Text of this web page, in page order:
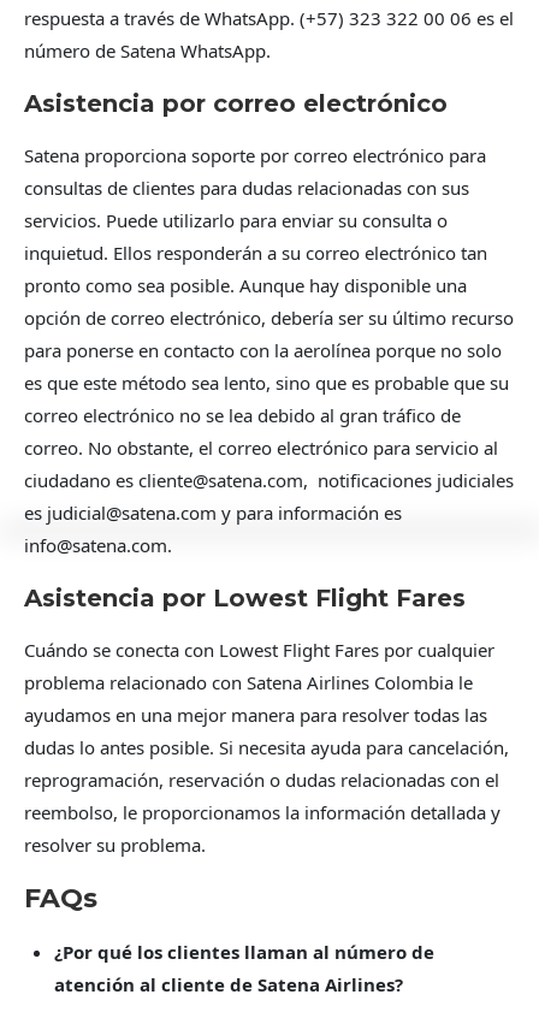
respuesta a través de WhatsApp. (+57) 323 322 00 06 es el
número de Satena WhatsApp.
Asistencia por correo electrónico
Satena proporciona soporte por correo electrónico para
consultas de clientes para dudas relacionadas con sus
servicios. Puede utilizarlo para enviar su consulta o
inquietud. Ellos responderán a su correo electrónico tan
pronto como sea posible. Aunque hay disponible una
opción de correo electrónico, debería ser su último recurso
para ponerse en contacto con la aerolínea porque no solo
es que este método sea lento, sino que es probable que su
correo electrónico no se lea debido al gran tráfico de
correo. No obstante, el correo electrónico para servicio al
ciudadano es cliente@satena.com, notificaciones judiciales
es judicial@satena.com y para información es
info@satena.com.
Asistencia por Lowest Flight Fares
Cuándo se conecta con Lowest Flight Fares por cualquier
problema relacionado con Satena Airlines Colombia le
ayudamos en una mejor manera para resolver todas las
dudas lo antes posible. Si necesita ayuda para cancelación,
reprogramación, reservación o dudas relacionadas con el
reembolso, le proporcionamos la información detallada y
resolver su problema.
FAQs
¿Por qué los clientes llaman al número de
atención al cliente de Satena Airlines?